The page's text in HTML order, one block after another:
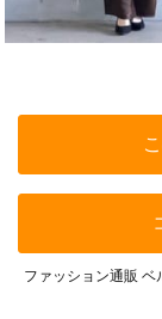
ファッション通販 ベ